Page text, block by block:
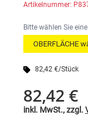
Artikelnummer:
Bitte wählen Sie
82,42 €/Stück
82,42 €
inkl. MwSt., zzgl.